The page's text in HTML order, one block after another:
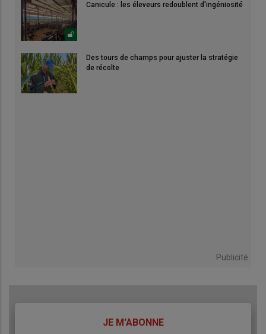
Canicule : les éleveurs redoublent d'ingéniosité
Des tours de champs pour ajuster la stratégie
de récolte
Publicité
JE M'ABONNE